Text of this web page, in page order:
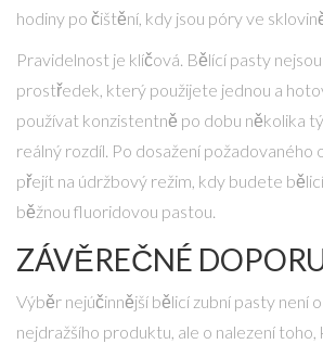
hodiny po čištění, kdy jsou póry ve
Pravidelnost je klíčová. Bělící pasty
prostředek, který použijete jednou a
používat konzistentně po dobu několika
reálný rozdíl. Po dosažení požadovaného
přejít na údržbový režim, kdy budete
běžnou fluoridovou pastou.
ZÁVĚREČNÉ
Výběr nejúčinnější bělicí zubní pasty není
nejdražšího produktu, ale o nalezení